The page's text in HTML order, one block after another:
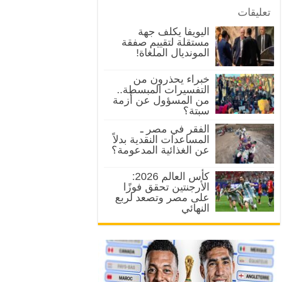
تعليقات
اليويفا يكلف جهة
مستقلة لتقييم صفقة
المونديال الملغاة!
خبراء يحذرون من
التفسيرات المبسطة..
من المسؤول عن أزمة
سبتة؟
الفقر في مصر ـ
المساعدات النقدية بدلاً
عن الغذائية المدعومة؟
كأس العالم 2026:
الأرجنتين تحقق فوزًا
على مصر وتصعد لربع
النهائي